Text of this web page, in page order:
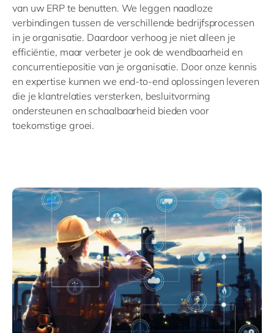
van uw ERP te benutten. We leggen naadloze
verbindingen tussen de verschillende bedrijfsprocessen
in je organisatie. Daardoor verhoog je niet alleen je
efficiëntie, maar verbeter je ook de wendbaarheid en
concurrentiepositie van je organisatie. Door onze kennis
en expertise kunnen we end-to-end oplossingen leveren
die je klantrelaties versterken, besluitvorming
ondersteunen en schaalbaarheid bieden voor
toekomstige groei.